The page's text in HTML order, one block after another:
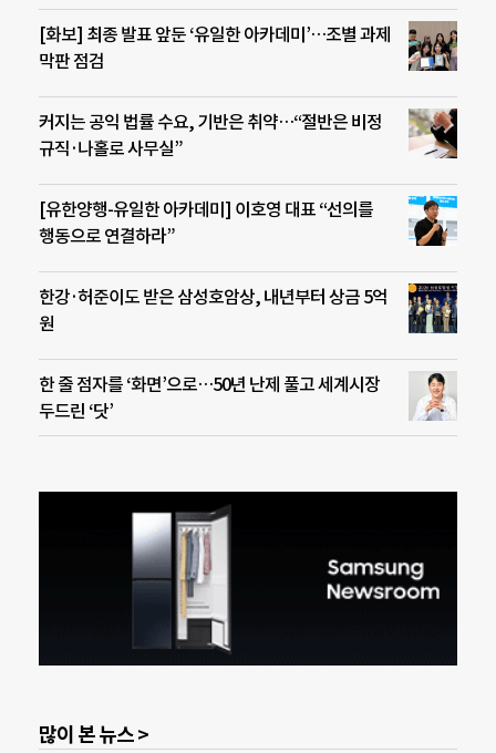
[화보] 최종 발표 앞둔 ‘유일한 아카데미’…조별 과제
막판 점검
커지는 공익 법률 수요, 기반은 취약…“절반은 비정
규직·나홀로 사무실”
[유한양행-유일한 아카데미] 이호영 대표 “선의를
행동으로 연결하라”
한강·허준이도 받은 삼성호암상, 내년부터 상금 5억
원
한 줄 점자를 ‘화면’으로…50년 난제 풀고 세계시장
두드린 ‘닷’
많이 본 뉴스 >